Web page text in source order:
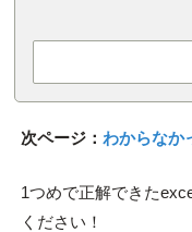
次ページ： わからなか
1つめで正解できた
ください！